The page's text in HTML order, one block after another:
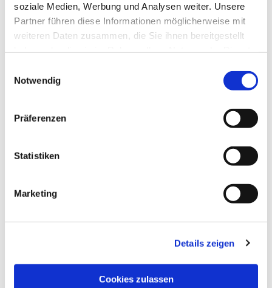
soziale Medien, Werbung und Analysen weiter. Unsere
Partner führen diese Informationen möglicherweise mit
weiteren Daten zusammen, die Sie ihnen bereitgestellt
Notwendig
Präferenzen
Statistiken
Marketing
Details zeigen
Cookies zulassen
Dies könnte Sie auch